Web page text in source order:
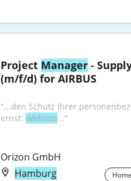
Project Manager -
(m/f/d) for AIRBUS
"...den Schutz Ihrer
ernst: Website..."
Orizon GmbH
Hamburg